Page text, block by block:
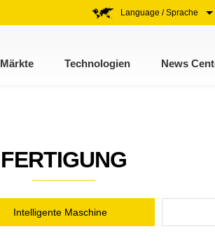
Language / Sprache
Märkte Technologien News
FERTIGUNG
Intelligente Maschine